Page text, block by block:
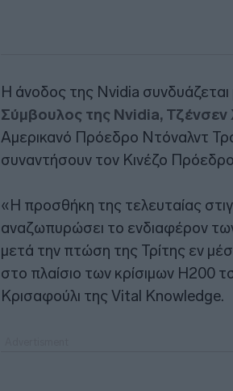
Η άνοδος της Nvidia συνδυάζεται
Σύμβουλος της Nvidia, Τζένσεν
Αμερικανό Πρόεδρο Ντόναλντ
συναντήσουν τον Κινέζο Πρόεδρο
«Η προσθήκη της τελευταίας
αναζωπυρώσει το ενδιαφέρον
μετά την πτώση της Τρίτης εν
στο πλαίσιο των κρίσιμων H200
Κρισαφούλι της Vital Knowledge.